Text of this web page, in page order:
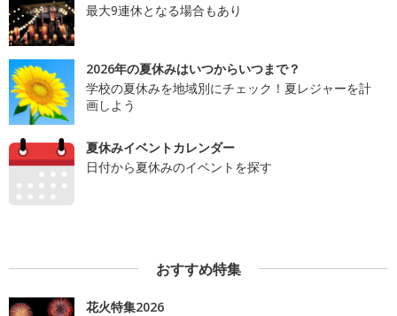
最大9連休となる場合もあり
2026年の夏休みはいつからいつまで？
学校の夏休みを地域別にチェック！夏レジャーを計
画しよう
夏休みイベントカレンダー
日付から夏休みのイベントを探す
おすすめ特集
花火特集2026